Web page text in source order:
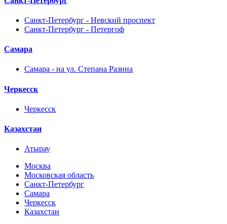
Санкт-Петербург - Невский проспект
Санкт-Петербург - Петергоф
Самара
Самара - на ул. Степана Разина
Черкесск
Черкесск
Казахстан
Атырау
Москва
Московская область
Санкт-Петербург
Самара
Черкесск
Казахстан